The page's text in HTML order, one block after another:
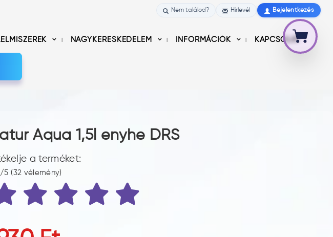
Nem találod? Hírlevél Bejelentkezés
NAGYKERESKEDELEM INFORMÁCIÓK KAPCSOLAT
Aqua 1,5l enyhe DRS
a terméket:
5 (32 vélemény)